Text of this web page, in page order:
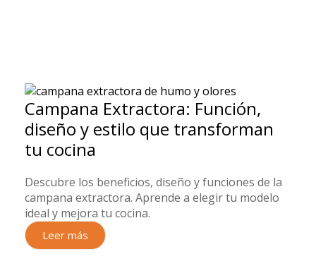
Campana Extractora: Función,
diseño y estilo que transforman
tu cocina
Descubre los beneficios, diseño y funciones de la
campana extractora. Aprende a elegir tu modelo
ideal y mejora tu cocina.
Leer más